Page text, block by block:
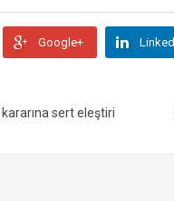
Google+
sert eleştiri